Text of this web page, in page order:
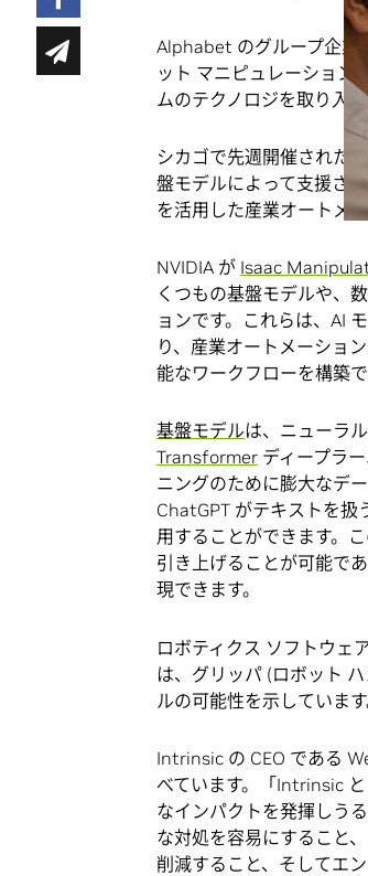
Alphabet のグループ企業
ット マニピュレーション
ムのテクノロジを取り入
シカゴで先週開催された
盤モデルによって支援さ
を活用した産業オートメ
NVIDIA が Isaac
くつもの基盤モデルや、
ョンです。これらは、AI
り、産業オートメーショ
能なワークフローを構築
基盤モデルは、ニューラ
Transformer ディープラ
ニングのために膨大なデ
ChatGPT がテキストを扱
用することができます。
引き上げることが可能で
現できます。
ロボティクス ソフトウェ
は、グリッパ (ロボット
ルの可能性を示しています
Intrinsic の CEO である
べています。「Intrinsic
なインパクトを発揮しう
な対処を容易にすること
削減すること、そしてエ